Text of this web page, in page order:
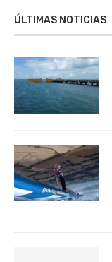
ÚLTIMAS NOTICIAS